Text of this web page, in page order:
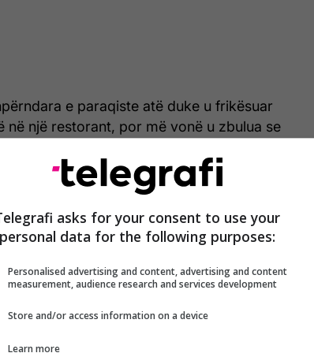
e paraqiste atë duke u frikësuar
në një restorant, por më vonë u zbulua se
teksa videoja origjinale i përkiste një
being scared of seeing his
#footballmeme #haaland #worlcup
sound - @bfunky comedy
është bërë veçanërisht i popullarizuar
vendosur edhe nofkën "Habao".
asks for your consent to use your
personal data for the following purposes:
Personalised advertising and content, advertising and content
measurement, audience research and services development
Store and/or access information on a device
Learn more